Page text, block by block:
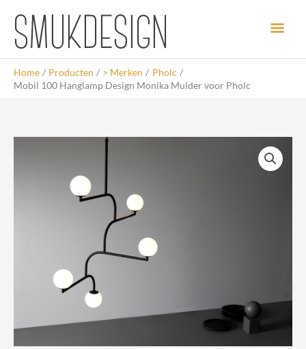
inhoud
Home Producten > Merken
Pholc
Mobil 100 Hanglamp Design Monika Mulder voor Pholc